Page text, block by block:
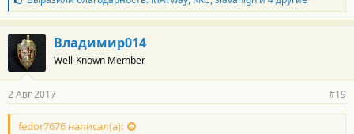
л
а
г
о
д
а
н
о
с
Владимир014
Well-Known Member
2 Авг 2017 #19
fedor7676 написал(а):